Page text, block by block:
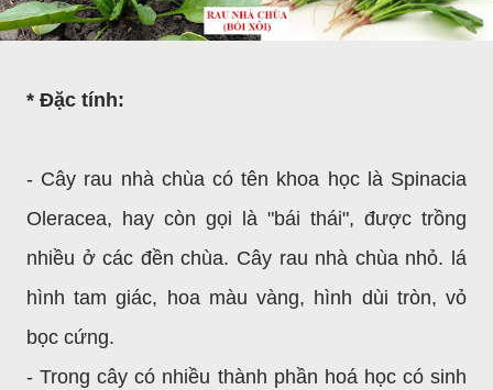
* Đặc tính:
- Cây rau nhà chùa có tên khoa học là Spinacia
Oleracea, hay còn gọi là "bái thái", được trồng
nhiều ở các đền chùa. Cây rau nhà chùa nhỏ. lá
hình tam giác, hoa màu vàng, hình dùi tròn, vỏ
bọc cứng.
- Trong cây có nhiều thành phần hoá học có sinh